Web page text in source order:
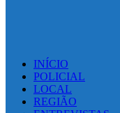
INÍCIO
POLICIAL
LOCAL
REGIÃO